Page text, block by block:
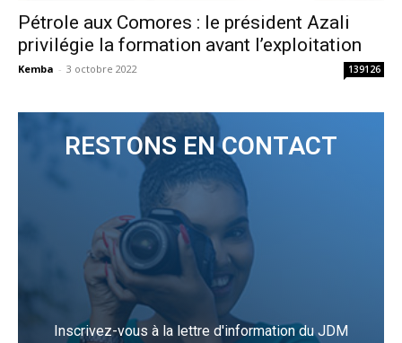
Pétrole aux Comores : le président Azali
privilégie la formation avant l’exploitation
Kemba - 3 octobre 2022 139126
RESTONS EN CONTACT
Inscrivez-vous à la lettre d'information du JDM